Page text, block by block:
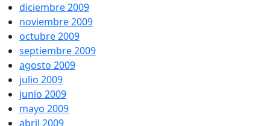
diciembre 2009
noviembre 2009
octubre 2009
septiembre 2009
agosto 2009
julio 2009
junio 2009
mayo 2009
abril 2009